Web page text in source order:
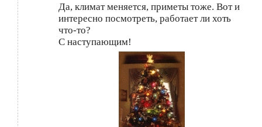
Да, климат меняется, приметы тоже. Вот и
интересно посмотреть, работает ли хоть
что-то?
С наступающим!